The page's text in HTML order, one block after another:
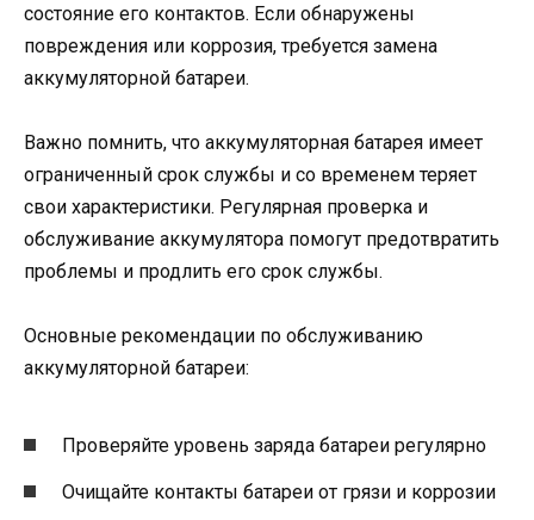
состояние его контактов. Если обнаружены
повреждения или коррозия, требуется замена
аккумуляторной батареи.
Важно помнить, что аккумуляторная батарея имеет
ограниченный срок службы и со временем теряет
свои характеристики. Регулярная проверка и
обслуживание аккумулятора помогут предотвратить
проблемы и продлить его срок службы.
Основные рекомендации по обслуживанию
аккумуляторной батареи:
Проверяйте уровень заряда батареи регулярно
Очищайте контакты батареи от грязи и коррозии